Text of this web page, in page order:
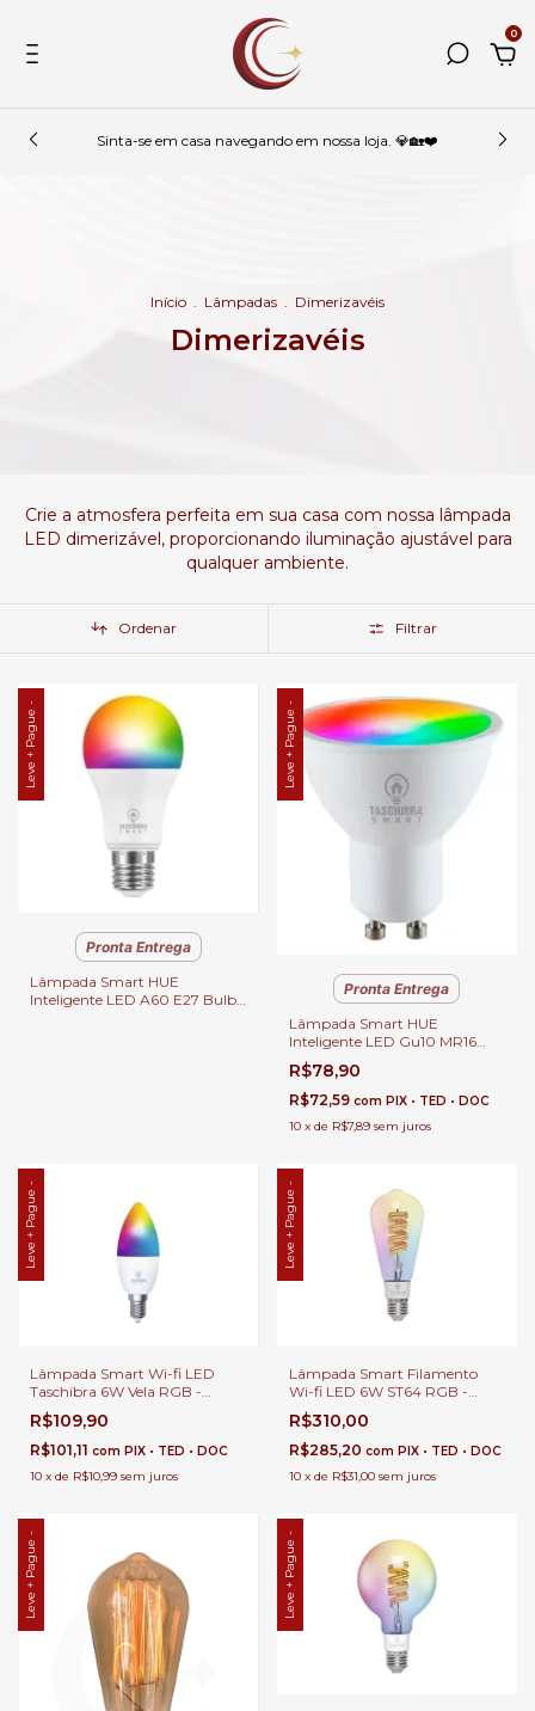
0
Sinta-se em casa navegando em nossa loja. 💎🏡❤️
Início . Lâmpadas . Dimerizavéis
Dimerizavéis
Crie a atmosfera perfeita em sua casa com nossa lâmpada
LED dimerizável, proporcionando iluminação ajustável para
qualquer ambiente.
Ordenar Filtrar
Leve + Pague -
Pronta Entrega
Lâmpada Smart HUE
Inteligente LED A60 E27 Bulbo
Leve + Pague -
Pronta Entrega
Lâmpada Smart HUE
Inteligente LED Gu10 MR16
Dicróica Wi-Fi Bivolt 4,8W,
RGB Colorido, Branco Frio e
Quente, Ajuste de Intensidade.
R$78,90
R$72,59 com PIX • TED • DOC
10 x de R$7,89 sem juros
Leve + Pague -
Lâmpada Smart Wi-fi LED
Taschibra 6W Vela RGB -
Taschibra
R$109,90
R$101,11 com PIX • TED • DOC
10 x de R$10,99 sem juros
Leve + Pague -
Lâmpada Smart Filamento
Wi-fi LED 6W ST64 RGB -
Taschibra
R$310,00
R$285,20 com PIX • TED • DOC
10 x de R$31,00 sem juros
Leve + Pague - Leve + Pague -